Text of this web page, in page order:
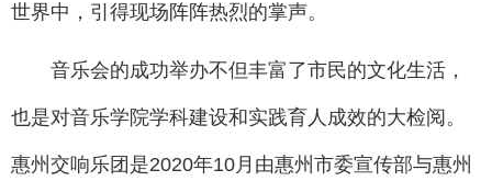
世界中，引得现场阵阵热烈的掌声。
音乐会的成功举办不但丰富了市民的文化生活，
也是对音乐学院学科建设和实践育人成效的大检阅。
惠州交响乐团是2020年10月由惠州市委宣传部与惠州